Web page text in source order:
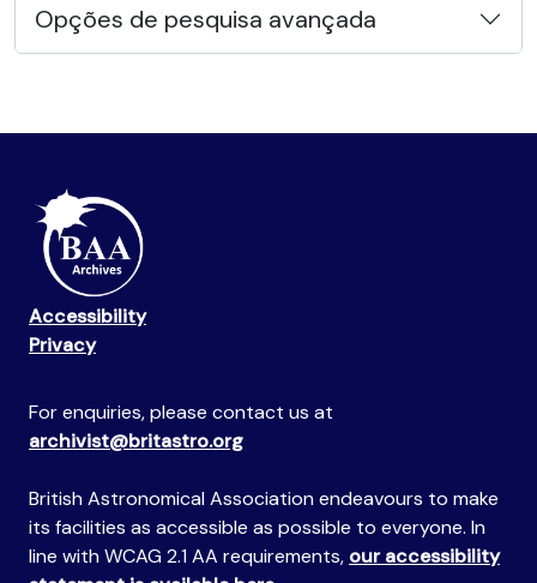
Opções de pesquisa avançada
Accessibility
Privacy
For enquiries, please contact us at
archivist@britastro.org
British Astronomical Association endeavours to make
its facilities as accessible as possible to everyone. In
line with WCAG 2.1 AA requirements, our accessibility